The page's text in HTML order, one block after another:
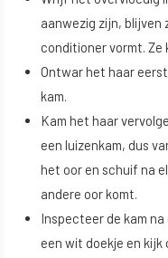
aanwezig zijn, blijven
conditioner vormt. Ze
Ontwar het haar
kam.
Kam het haar
een luizenkam, dus
het oor en schuif na
andere oor komt.
Inspecteer de kam na
een wit doekje en